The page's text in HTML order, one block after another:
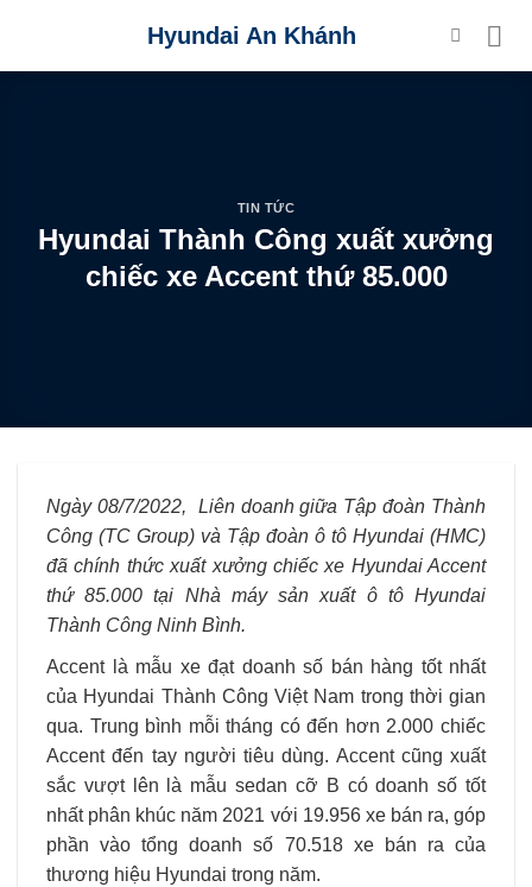
content
Hyundai An Khánh
TIN TỨC
Hyundai Thành Công xuất xưởng
chiếc xe Accent thứ 85.000
Ngày 08/7/2022, Liên doanh giữa Tập đoàn Thành
Công (TC Group) và Tập đoàn ô tô Hyundai (HMC)
đã chính thức xuất xưởng chiếc xe Hyundai Accent
thứ 85.000 tại Nhà máy sản xuất ô tô Hyundai
Thành Công Ninh Bình.
Accent là mẫu xe đạt doanh số bán hàng tốt nhất
của Hyundai Thành Công Việt Nam trong thời gian
qua. Trung bình mỗi tháng có đến hơn 2.000 chiếc
Accent đến tay người tiêu dùng. Accent cũng xuất
sắc vượt lên là mẫu sedan cỡ B có doanh số tốt
nhất phân khúc năm 2021 với 19.956 xe bán ra, góp
phần vào tổng doanh số 70.518 xe bán ra của
thương hiệu Hyundai trong năm.